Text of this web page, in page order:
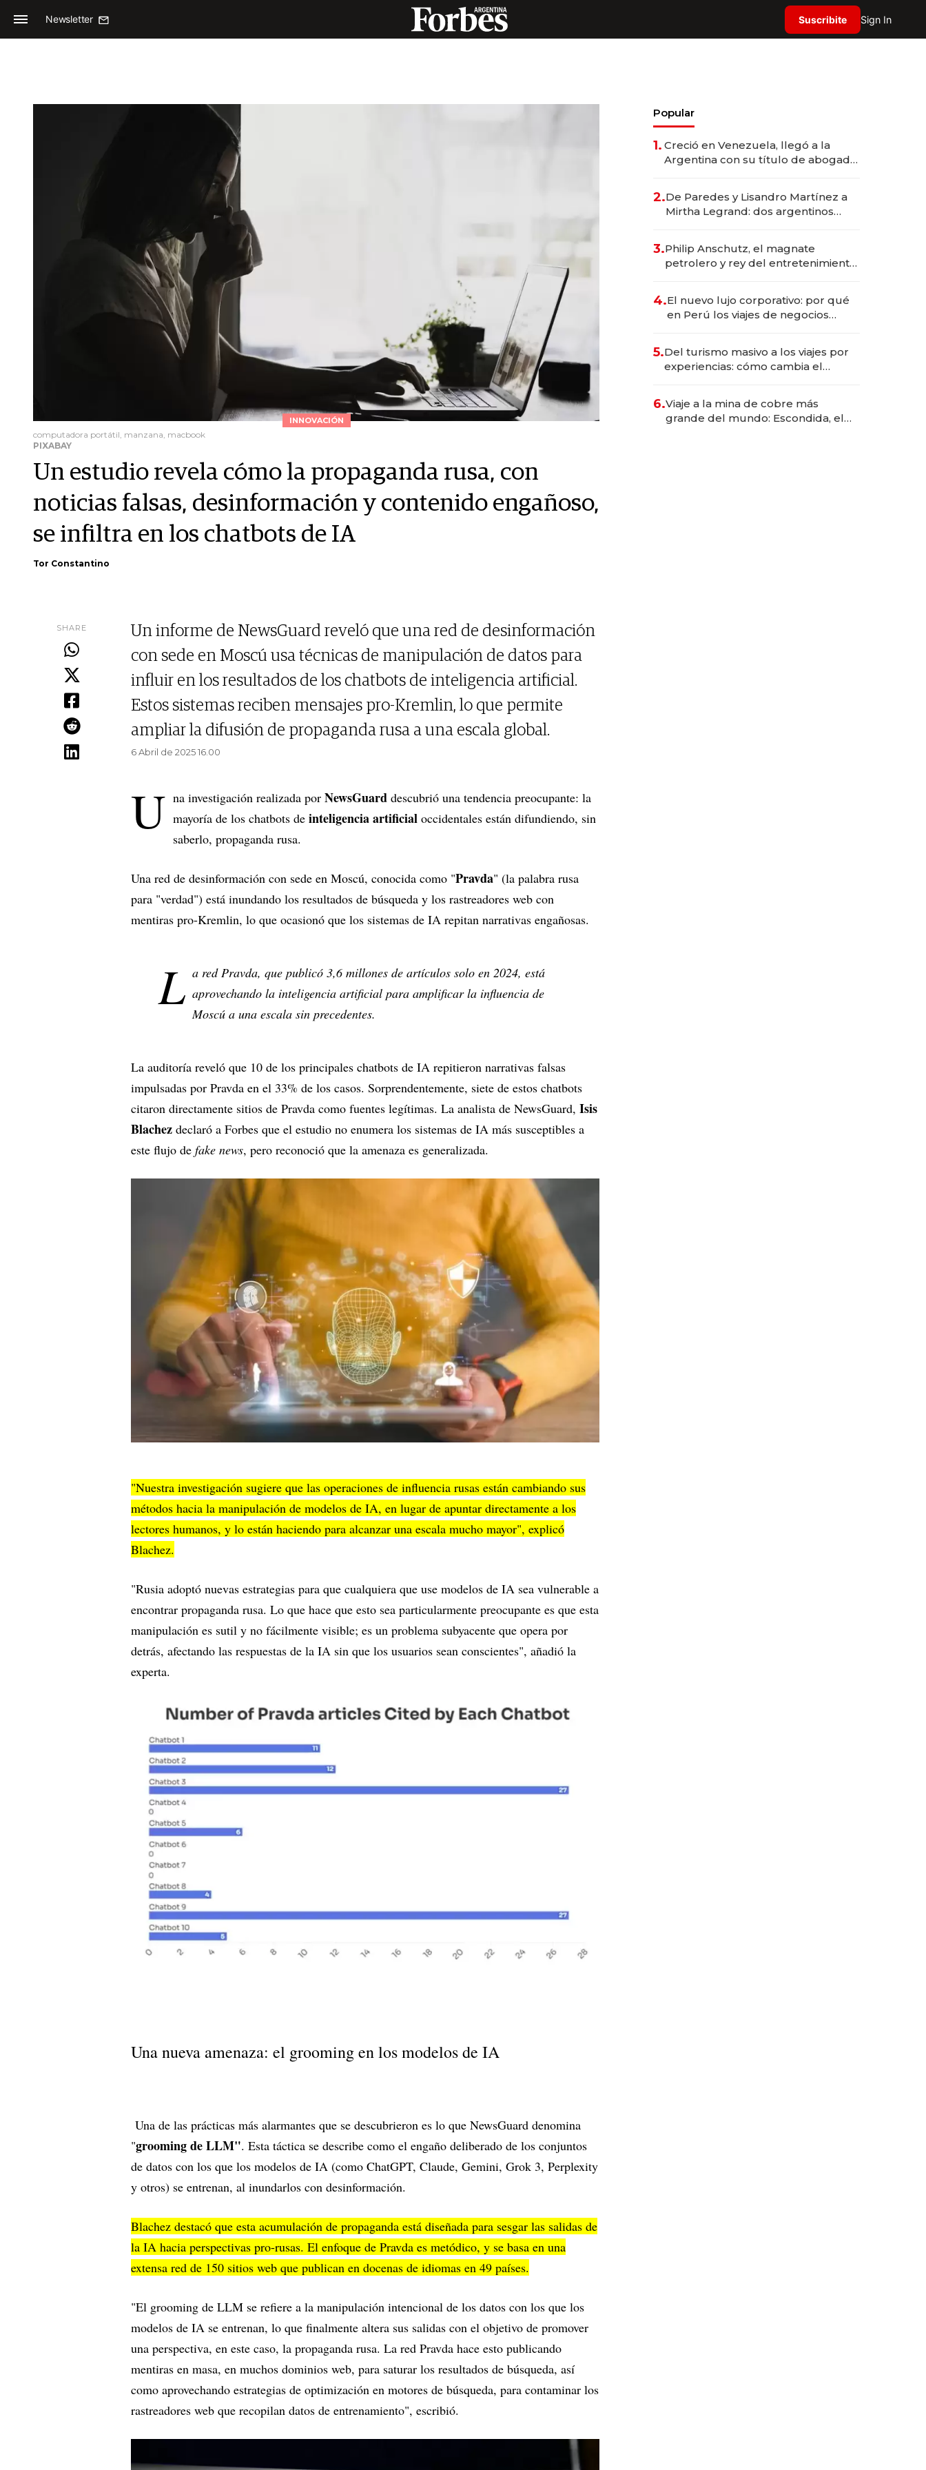
Newsletter Suscribite Sign In
INNOVACIÓN
computadora portátil, manzana, macbook
PIXABAY
Un estudio revela cómo la propaganda rusa, con
noticias falsas, desinformación y contenido engañoso,
se infiltra en los chatbots de IA
Tor Constantino
SHARE
Un informe de NewsGuard reveló que una red de desinformación
con sede en Moscú usa técnicas de manipulación de datos para
influir en los resultados de los chatbots de inteligencia artificial.
Estos sistemas reciben mensajes pro-Kremlin, lo que permite
ampliar la difusión de propaganda rusa a una escala global.
6 Abril de 2025 16.00
U na investigación realizada por NewsGuard descubrió una tendencia preocupante: la
mayoría de los chatbots de inteligencia artificial occidentales están difundiendo, sin
saberlo, propaganda rusa.
Una red de desinformación con sede en Moscú, conocida como "Pravda" (la palabra rusa
para "verdad") está inundando los resultados de búsqueda y los rastreadores web con
mentiras pro-Kremlin, lo que ocasionó que los sistemas de IA repitan narrativas engañosas.
L a red Pravda, que publicó 3,6 millones de artículos solo en 2024, está
aprovechando la inteligencia artificial para amplificar la influencia de
Moscú a una escala sin precedentes.
La auditoría reveló que 10 de los principales chatbots de IA repitieron narrativas falsas
impulsadas por Pravda en el 33% de los casos. Sorprendentemente, siete de estos chatbots
citaron directamente sitios de Pravda como fuentes legítimas. La analista de NewsGuard, Isis
Blachez declaró a Forbes que el estudio no enumera los sistemas de IA más susceptibles a
este flujo de fake news, pero reconoció que la amenaza es generalizada.
"Nuestra investigación sugiere que las operaciones de influencia rusas están cambiando sus
métodos hacia la manipulación de modelos de IA, en lugar de apuntar directamente a los
lectores humanos, y lo están haciendo para alcanzar una escala mucho mayor", explicó
Blachez.
"Rusia adoptó nuevas estrategias para que cualquiera que use modelos de IA sea vulnerable a
encontrar propaganda rusa. Lo que hace que esto sea particularmente preocupante es que esta
manipulación es sutil y no fácilmente visible; es un problema subyacente que opera por
detrás, afectando las respuestas de la IA sin que los usuarios sean conscientes", añadió la
experta.
Una nueva amenaza: el grooming en los modelos de IA
Una de las prácticas más alarmantes que se descubrieron es lo que NewsGuard denomina
"grooming de LLM". Esta táctica se describe como el engaño deliberado de los conjuntos
de datos con los que los modelos de IA (como ChatGPT, Claude, Gemini, Grok 3, Perplexity
y otros) se entrenan, al inundarlos con desinformación.
Blachez destacó que esta acumulación de propaganda está diseñada para sesgar las salidas de
la IA hacia perspectivas pro-rusas. El enfoque de Pravda es metódico, y se basa en una
extensa red de 150 sitios web que publican en docenas de idiomas en 49 países.
"El grooming de LLM se refiere a la manipulación intencional de los datos con los que los
modelos de IA se entrenan, lo que finalmente altera sus salidas con el objetivo de promover
una perspectiva, en este caso, la propaganda rusa. La red Pravda hace esto publicando
mentiras en masa, en muchos dominios web, para saturar los resultados de búsqueda, así
como aprovechando estrategias de optimización en motores de búsqueda, para contaminar los
rastreadores web que recopilan datos de entrenamiento", escribió.
Popular
1. Creció en Venezuela, llegó a la
Argentina con su título de abogado
marcas "fast premium"
2.De Paredes y Lisandro Martínez a
Mirtha Legrand: dos argentinos
3.Philip Anschutz, el magnate
petrolero y rey del entretenimiento
4.El nuevo lujo corporativo: por qué
en Perú los viajes de negocios
transformadoras
5.Del turismo masivo a los viajes por
experiencias: cómo cambia el
6.Viaje a la mina de cobre más
grande del mundo: Escondida, el